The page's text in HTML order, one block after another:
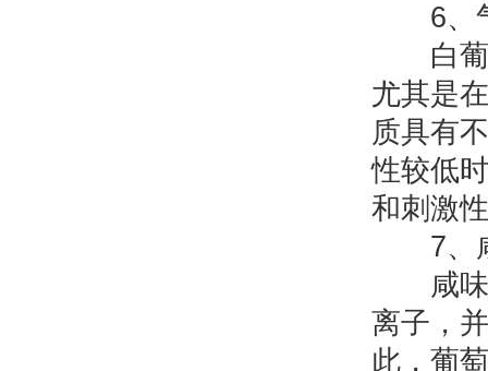
6、
白葡
尤其是
质具有
性较低
和刺激
7、
咸味
离子，
此，葡